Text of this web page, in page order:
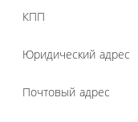
КПП
Юридический адрес
Почтовый адрес